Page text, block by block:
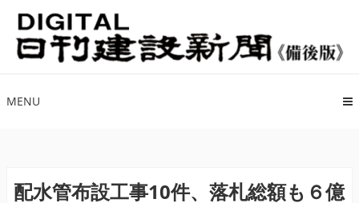
ナ
ビ
ゲ
シ
ス
コ
ン
テ
ツ
ッ
MENU
配水管布設工事10件、落札総額も６億